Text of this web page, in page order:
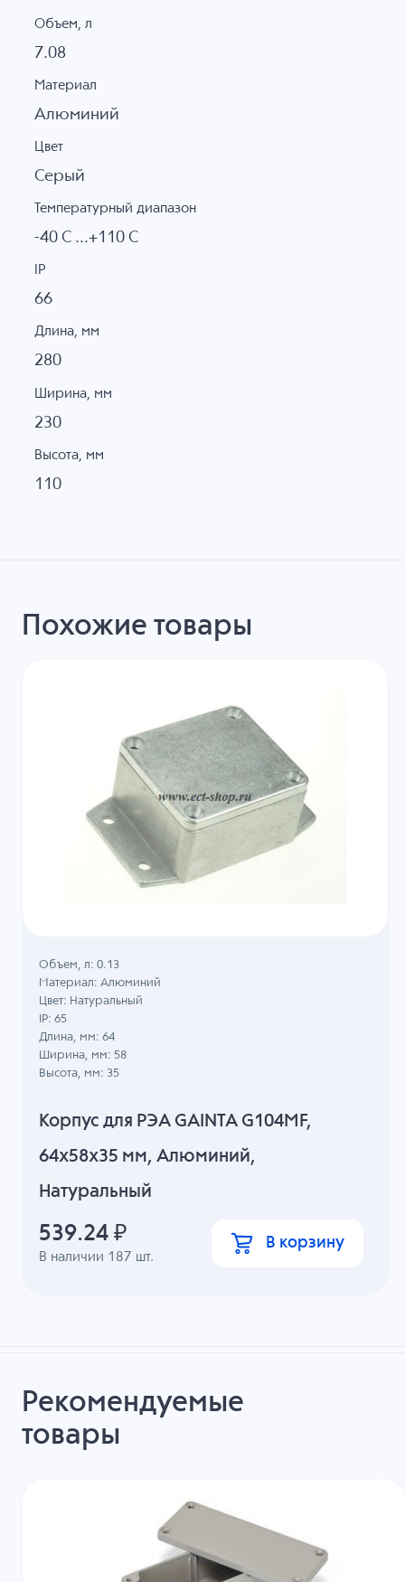
Объем, л
7.08
Материал
Алюминий
Цвет
Серый
Температурный диапазон
-40 C ...+110 C
IP
66
Длина, мм
280
Ширина, мм
230
Высота, мм
110
Похожие товары
Корпус для РЭА GAINTA G104MF,
64x58x35 мм, Алюминий,
Натуральный
В наличии 187 шт.
Объем, л: 0.13
Материал: Алюминий
Цвет: Натуральный
IP: 65
Длина, мм: 64
Ширина, мм: 58
Высота, мм: 35
539.24 ₽ В корзину
Рекомендуемые
товары